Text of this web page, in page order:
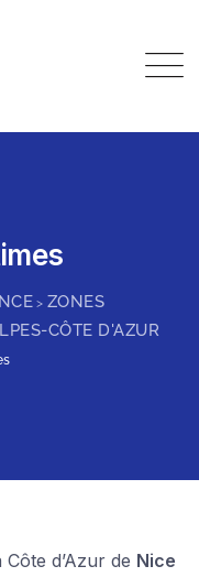
> ZONES
CÔTE D'AZUR
d’Azur de Nice